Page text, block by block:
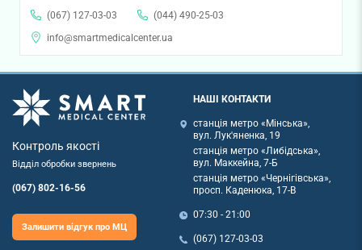
(067) 127-03-03
(044) 490-25-03
info@smartmedicalcenter.ua
Контроль якості
Відділ обробки звернень
(067) 802-16-56
Залишити відгук про МЦ
НАШІ КОНТАКТИ
станція метро «Мінська»,
вул. Лук'яненка, 19
станція метро «Либідська»,
вул. Маккейна, 7-Б
станція метро «Чернігівська»,
просп. Каденюка, 17-В
07:30 - 21:00
(067) 127-03-03